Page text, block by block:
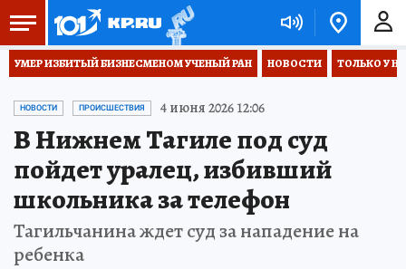
УМЕР ИЗБИТЫЙ БИЗНЕСМЕНОМ УЧЕНЫЙ РАН НОВОСТИ ТОЛЬКО У
НОВОСТИ ПРОИСШЕСТВИЯ 4 июня 2026 12:06
В Нижнем Тагиле под суд
пойдет уралец, избивший
школьника за телефон
Тагильчанина ждет суд за нападение на
ребенка